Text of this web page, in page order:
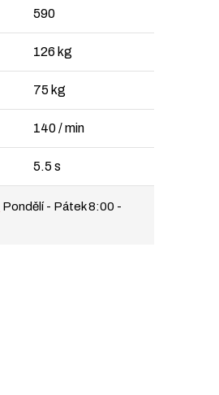
590
126 kg
75 kg
140 / min
5.5 s
Pondělí - Pátek 8:00 -